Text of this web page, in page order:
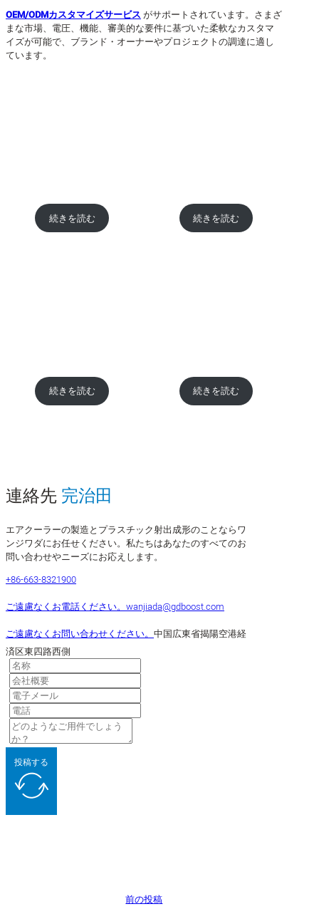
OEM/ODMカスタマイズサービス がサポートされています。さまざ
まな市場、電圧、機能、審美的な要件に基づいた柔軟なカスタマ
イズが可能で、ブランド・オーナーやプロジェクトの調達に適し
ています。
続きを読む 続きを読む
続きを読む 続きを読む
連絡先 完治田
エアクーラーの製造とプラスチック射出成形のことならワ
ンジワダにお任せください。私たちはあなたのすべてのお
問い合わせやニーズにお応えします。
+86-663-8321900
ご遠慮なくお電話ください。 wanjiada@gdboost.com
ご遠慮なくお問い合わせください。 中国広東省揭陽空港経
済区東四路西側
投稿する
前の投稿